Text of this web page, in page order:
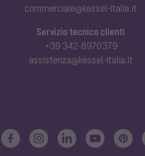
commerciale@kessel-italia.it
Servizio tecnico clienti
+39 342-8970379
assistenza@kessel-italia.it